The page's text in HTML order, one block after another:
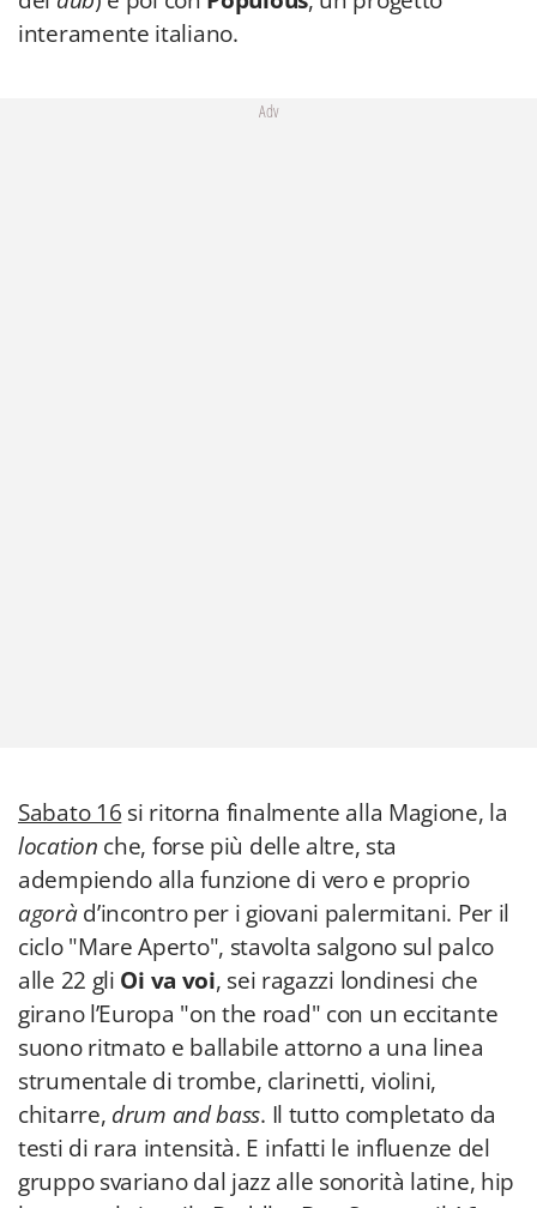
interamente italiano.
Adv
Sabato 16 si ritorna finalmente alla Magione, la
location che, forse più delle altre, sta
adempiendo alla funzione di vero e proprio
agoràd’incontro per i giovani palermitani. Per il
ciclo "Mare Aperto", stavolta salgono sul palco
alle 22 gli Oi va voi, sei ragazzi londinesi che
girano l’Europa "on the road" con un eccitante
suono ritmato e ballabile attorno a una linea
strumentale di trombe, clarinetti, violini,
chitarre, drum and bass. Il tutto completato da
testi di rara intensità. E infatti le influenze del
gruppo svariano dal jazz alle sonorità latine, hip